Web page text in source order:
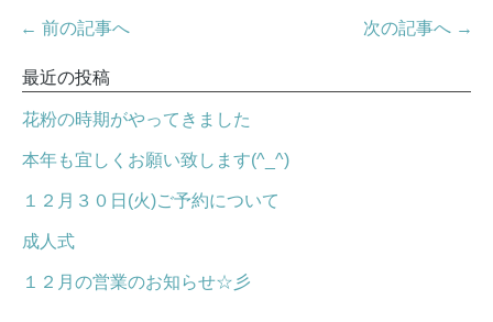
← 前の記事へ 次の記事へ →
最近の投稿
花粉の時期がやってきました
本年も宜しくお願い致します(^_^)
１２月３０日(火)ご予約について
成人式
１２月の営業のお知らせ☆彡